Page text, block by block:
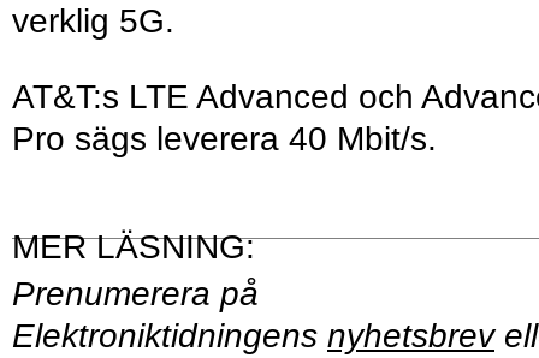
verklig 5G.
AT&T:s LTE Advanced och
Pro sägs leverera 40 Mbit/s.
Prenumerera på
Elektroniktidningens nyhetsbrev